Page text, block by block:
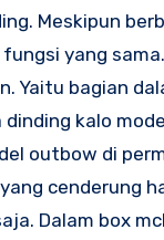
Meskipun
yang
Yaitu bagian
dinding kalo
outbow di
cenderung
Dalam box